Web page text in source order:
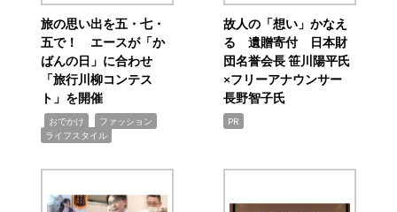
旅の思い出を五・七・
五で！ エースが「か
ばんの日」に合わせ
「旅行川柳コンテス
ト」を開催
おでかけ ファッション
ライフスタイル
故人の「想い」かなえ
る 遺贈寄付 日本財
団名誉会長 笹川陽平氏
×フリーアナウンサー
長野智子氏
PR